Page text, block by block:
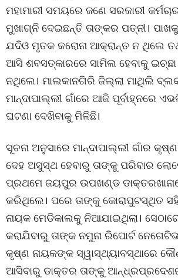
ମହାମାରୀ ସମୟରେ ଜଣେ ସରକାରୀ
ମୁଖାଗ୍ନି ଦେଇଛନ୍ତି ତାଙ୍କର ପତ୍ନୀ। ପାଖକୁ
ଯଦିଓ ମୃତକ କରୋନା ଆକ୍ରାନ୍ତ ନ ଥିଲେ
ଆସି ଶବସତ୍କାରରେ ସାମିଲ ହେବାକୁ
ନଥିଲେ। ମାଲକାନଗିରି ଜିଲ୍ଲା ମାଥିଲି
ମାନ୍ଦାପାଲ୍ଲୀ ଗାଁରେ ଆଜି ପୂର୍ବାହ୍ନରେ
ଘଟଣା ଦେଖିବାକୁ ମିଳିଛି।
ସୂଚନା ଅନୁସାରେ ମାନ୍ଦାପାଲ୍ଲୀ ଗାଁର
ଦେହ ଅସୁସ୍ଥ ହେବାରୁ ତାଙ୍କୁ ପରିବାର
ପ୍ରଥମେ ଜୟପୁର ଉପଖଣ୍ଡ
କରିଥିଲେ। ପରେ ତାଙ୍କୁ କୋରାପୁଟସ୍ଥିତ
ନାୟକ ମେଡିକାଲକୁ ନିଆଯାଇଥିଲା।
କରାଯିବାରୁ ତାଙ୍କ ନମୁନା ରିପୋର୍ଟ
କୃଷ୍ଣ ନାୟକଙ୍କ ସ୍ୱାସ୍ଥ୍ୟାବସ୍ଥାରେ
ଆସିବାରୁ ଡାକ୍ତର ତାଙ୍କୁ ଆନ୍ଧ୍ରପ୍ରଦେଶର